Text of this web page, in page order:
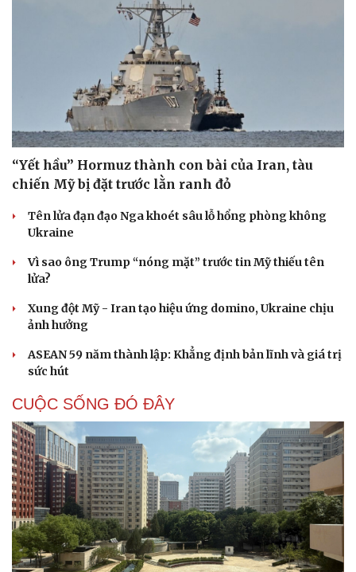
Du lịch
Tư vấn
Săn Tour
check-in
Podcast
Câu chuyện thời sự
Đọc truyện đêm khuya
Cửa sổ tình yêu
Kể chuyện cho bé
Hạt giống tâm hồn
“Yết hầu” Hormuz thành con bài của Iran, tàu
chiến Mỹ bị đặt trước lằn ranh đỏ
Tên lửa đạn đạo Nga khoét sâu lỗ hổng phòng không
Ukraine
Vì sao ông Trump “nóng mặt” trước tin Mỹ thiếu tên
lửa?
Xung đột Mỹ - Iran tạo hiệu ứng domino, Ukraine chịu
ảnh hưởng
ASEAN 59 năm thành lập: Khẳng định bản lĩnh và giá trị
sức hút
CUỘC SỐNG ĐÓ ĐÂY